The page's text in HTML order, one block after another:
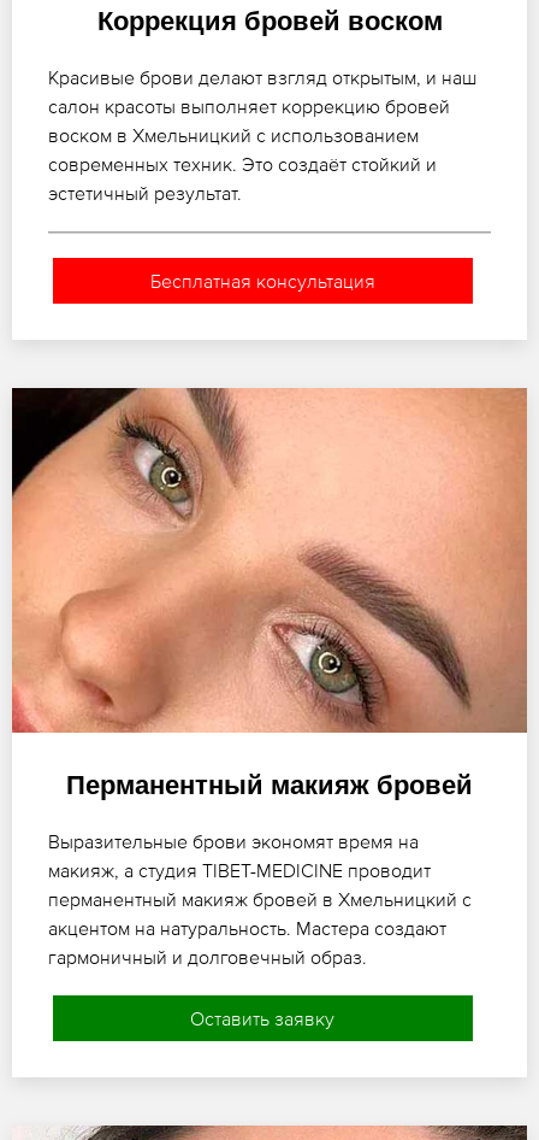
Коррекция бровей воском
Красивые брови делают взгляд открытым, и наш
салон красоты выполняет коррекцию бровей
воском в Хмельницкий с использованием
современных техник. Это создаёт стойкий и
эстетичный результат.
Бесплатная консультация
Перманентный макияж бровей
Выразительные брови экономят время на
макияж, а студия TIBET-MEDICINE проводит
перманентный макияж бровей в Хмельницкий с
акцентом на натуральность. Мастера создают
гармоничный и долговечный образ.
Оставить заявку